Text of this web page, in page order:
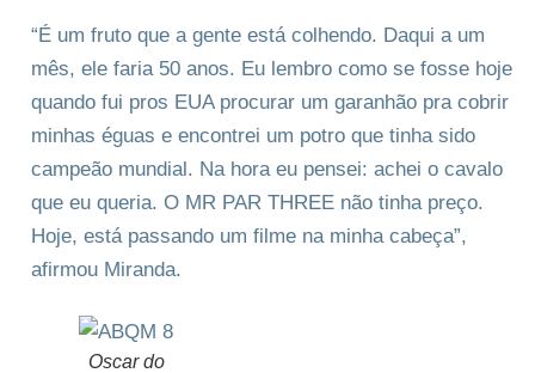
“É um fruto que a gente está colhendo. Daqui a um
mês, ele faria 50 anos. Eu lembro como se fosse hoje
quando fui pros EUA procurar um garanhão pra cobrir
minhas éguas e encontrei um potro que tinha sido
campeão mundial. Na hora eu pensei: achei o cavalo
que eu queria. O MR PAR THREE não tinha preço.
Hoje, está passando um filme na minha cabeça”,
afirmou Miranda.
Oscar do